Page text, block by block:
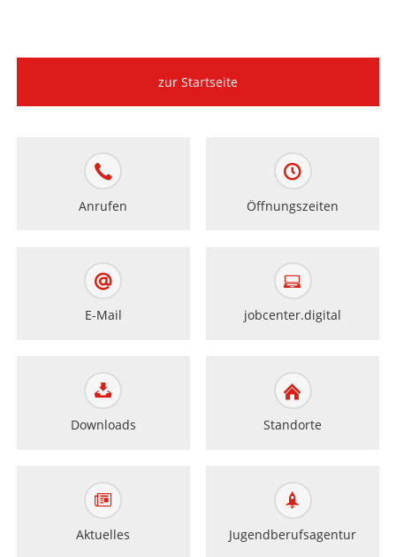
zur Startseite
Anrufen Öffnungszeiten
E-Mail jobcenter.digital
Downloads Standorte
Aktuelles Jugendberufsagentur